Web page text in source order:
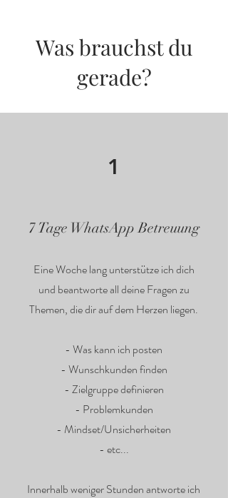
Was brauchst du
gerade?
1
7 Tage WhatsApp Betreuung
Eine Woche lang unterstütze ich dich
und beantworte all deine Fragen zu
Themen, die dir auf dem Herzen liegen.
- Was kann ich posten
- Wunschkunden finden
- Zielgruppe definieren
- Problemkunden
- Mindset/Unsicherheiten
- etc...
Innerhalb weniger Stunden antworte ich